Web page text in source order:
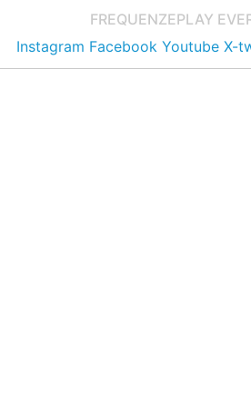
FREQUENZEPLAY
Instagram Facebook Youtube X-